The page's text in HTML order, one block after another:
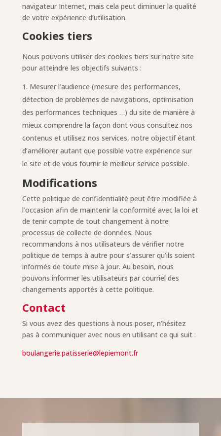
navigateur Internet, mais cela peut diminuer la qualité
de votre expérience d’utilisation.
Cookies tiers
Nous pouvons utiliser des cookies tiers sur notre site
pour atteindre les objectifs suivants :
Mesurer l’audience (mesure des performances,
détection de problèmes de navigations, optimisation
des performances techniques …) du site de manière à
mieux comprendre la façon dont vous consultez nos
contenus et utilisez nos services, notre objectif étant
d’améliorer autant que possible votre expérience sur
le site et de vous fournir le meilleur service possible.
Modifications
Cette politique de confidentialité peut être modifiée à
l’occasion afin de maintenir la conformité avec la loi et
de tenir compte de tout changement à notre
processus de collecte de données. Nous
recommandons à nos utilisateurs de vérifier notre
politique de temps à autre pour s’assurer qu’ils soient
informés de toute mise à jour. Au besoin, nous
pouvons informer les utilisateurs par courriel des
changements apportés à cette politique.
Contact
Si vous avez des questions à nous poser, n’hésitez
pas à communiquer avec nous en utilisant ce qui suit :
boulangerie.patisserie@lepiemont.fr